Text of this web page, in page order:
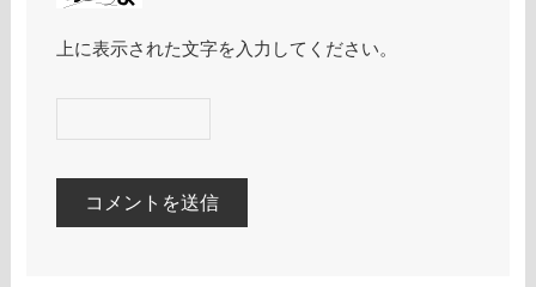
上に表示された文字を入力してください。